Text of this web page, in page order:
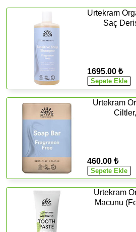
Urtekram
Saç
1695.00 ₺
Urtekram
460.00 ₺
Urtekram
Macunu